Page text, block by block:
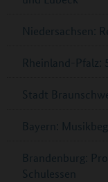
Niedersachsen:
Rheinland-Pfalz:
Stadt
Bayern:
Brandenburg:
Schulessen